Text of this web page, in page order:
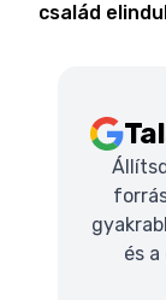
család
és